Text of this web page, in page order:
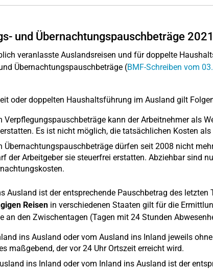
und Übernachtungspauschbeträge 2021
veranlasste Auslandsreisen und für doppelte
Übernachtungspauschbeträge(BMF-Schreiben vom
oder doppelten Haushaltsführung im Ausland gilt
Verpflegungspauschbeträge kann der Arbeitnehmer als
Es ist nicht möglich, die tatsächlichen Kosten
Übernachtungspauschbeträgedürfen seit 2008 nicht
der Arbeitgeber sie steuerfrei erstatten. Abziehbar sind
Ausland ist der entsprechende Pauschbetrag des letzten
Reisenin verschiedenen Staaten gilt für die
an den Zwischentagen (Tagen mit 24 Stunden
ins Ausland oder vom Ausland ins Inland jeweils
maßgebend, der vor 24 Uhr Ortszeit erreicht wird.
ins Inland oder vom Inland ins Ausland ist der